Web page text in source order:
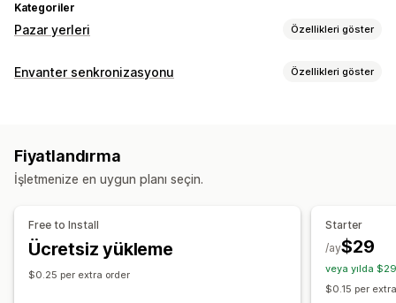
Kategoriler
Pazar yerleri Özellikleri göster
Liste kaydı yönetimi
Sipariş yönetimi
Sipariş senkronizasyonu
Envanter senkronizasyonu
Envanter senkronizasyonu Özellikleri göster
Çoklu kanal Otomatik
Özel
Otomatik uyarılar
Sipariş güncellemeleri
E-posta uyarıları
Gerçek zamanlı durum
Fiyatlandırma
İşletmenize en uygun planı seçin.
Free to Install
Ücretsiz yükleme
$0.25 per extra order
Starter
$29
/ay
veya yılda
$0.15 per